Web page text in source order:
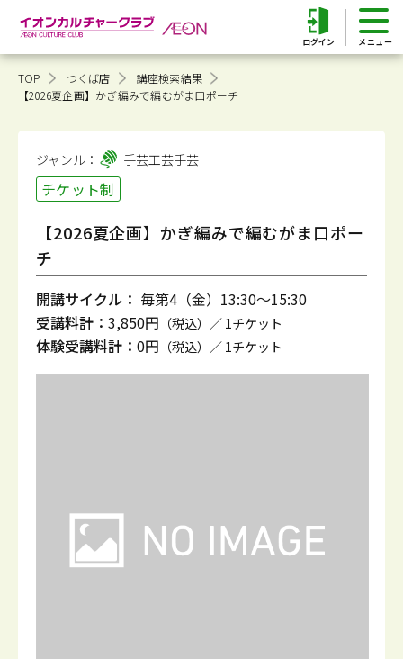
ログイン
TOP つくば店
講座検索結果
【2026夏企画】かぎ編みで編むがま口ポーチ
ジャンル： 手芸工芸手芸
チケット制
【2026夏企画】かぎ編みで編むがま口ポー
チ
開講サイクル： 毎第4（金）13:30～15:30
受講料計： 3,850円 （税込）／ 1チケット
体験受講料計： 0円 （税込）／ 1チケット